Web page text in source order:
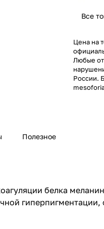
Все
Цена на
Любые
России.
Полезное
белка
гиперпигментации,